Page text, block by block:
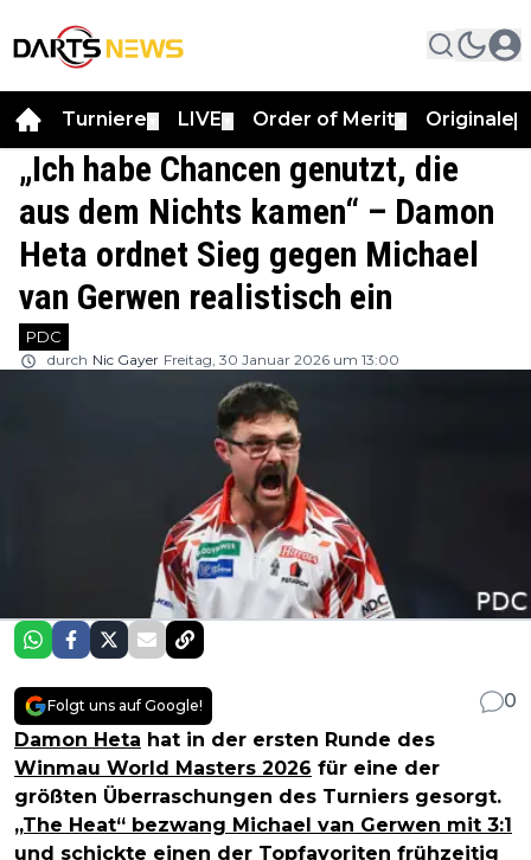
Turniere LIVE Order of Merit Originale
„Ich habe Chancen genutzt, die
aus dem Nichts kamen“ – Damon
Heta ordnet Sieg gegen Michael
van Gerwen realistisch ein
PDC
durch Nic Gayer Freitag, 30 Januar 2026 um 13:00
Folgt uns auf Google!
0
Damon Heta hat in der ersten Runde des
Winmau World Masters 2026 für eine der
größten Überraschungen des Turniers gesorgt.
„The Heat“ bezwang Michael van Gerwen mit 3:1
und schickte einen der Topfavoriten frühzeitig